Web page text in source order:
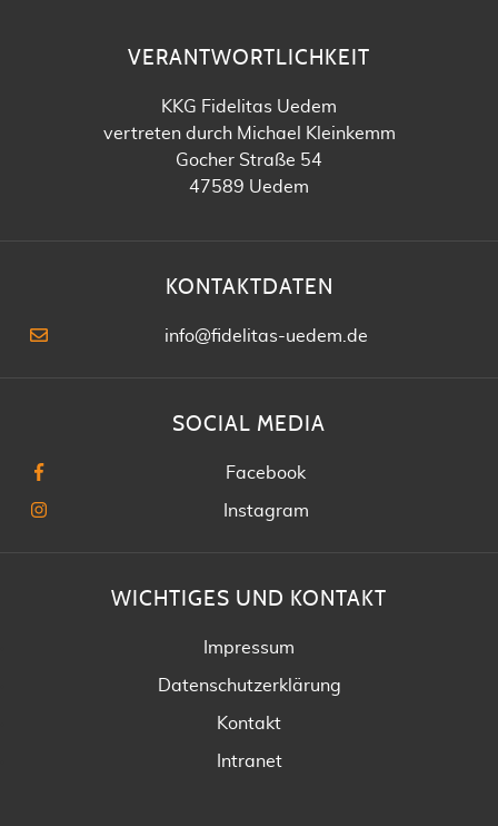
VERANTWORTLICHKEIT
KKG Fidelitas Uedem
vertreten durch Michael Kleinkemm
Gocher Straße 54
47589 Uedem
KONTAKTDATEN
info@fidelitas-uedem.de
SOCIAL MEDIA
Facebook
Instagram
WICHTIGES UND KONTAKT
Impressum
Datenschutzerklärung
Kontakt
Intranet